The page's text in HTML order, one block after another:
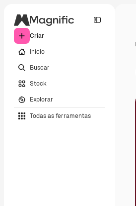
Criar
Início
Buscar
Stock
Explorar
Todas as ferramentas